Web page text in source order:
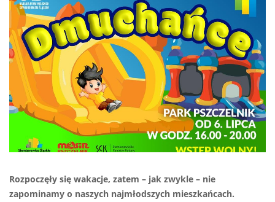
Rozpoczęły się wakacje, zatem – jak zwykle – nie
zapominamy o naszych najmłodszych mieszkańcach.